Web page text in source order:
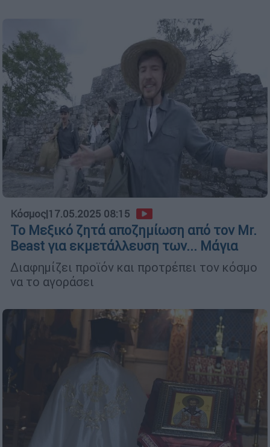
Κόσμος|17.05.2025 08:15
Το Μεξικό ζητά αποζημίωση από τον Mr.
Beast για εκμετάλλευση των... Μάγια
Διαφημίζει προϊόν και προτρέπει τον κόσμο
να το αγοράσει